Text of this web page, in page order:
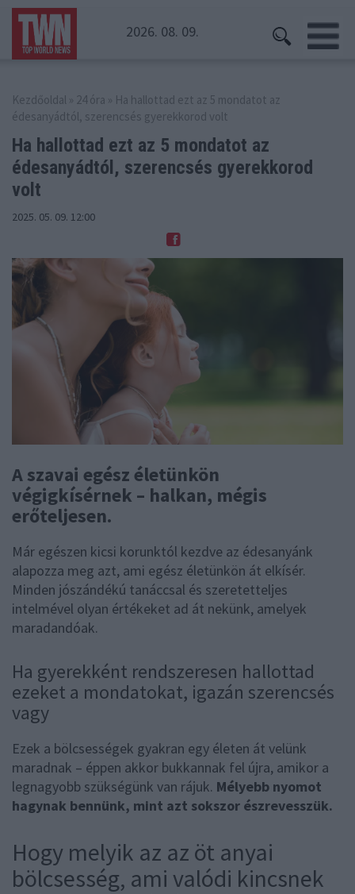
2026. 08. 09.
Kezdőoldal » 24 óra » Ha hallottad ezt az 5 mondatot az
édesanyádtól, szerencsés gyerekkorod volt
Ha hallottad ezt az 5 mondatot az
édesanyádtól, szerencsés gyerekkorod
volt
2025. 05. 09. 12:00
A szavai egész életünkön
végigkísérnek – halkan, mégis
erőteljesen.
Már egészen kicsi korunktól kezdve az édesanyánk
alapozza meg azt, ami egész életünkön át elkísér.
Minden jószándékú tanáccsal és szeretetteljes
intelmével olyan értékeket ad át nekünk, amelyek
maradandóak.
Ha gyerekként rendszeresen hallottad
ezeket a mondatokat, igazán szerencsés
vagy
Ezek a bölcsességek gyakran egy életen át velünk
maradnak – éppen akkor bukkannak fel újra, amikor a
legnagyobb szükségünk van rájuk. Mélyebb nyomot
hagynak bennünk, mint azt sokszor észrevesszük.
Hogy melyik az az öt anyai
bölcsesség, ami valódi kincsnek